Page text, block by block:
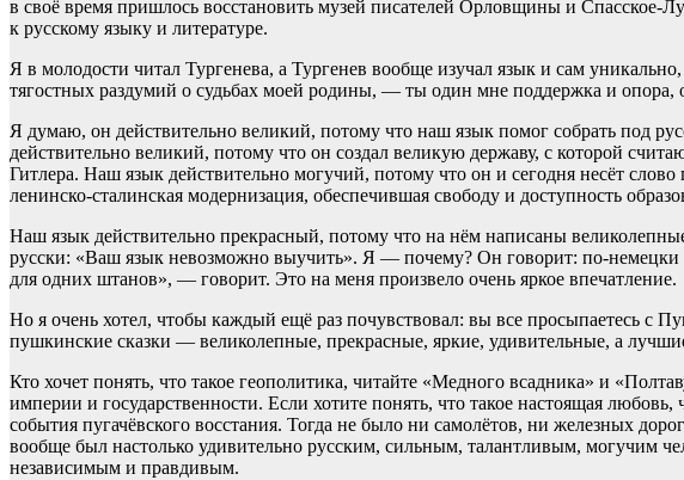
в своё время пришлось восстановить музей писателей Орловщины и
к русскому языку и литературе.
Я в молодости читал Тургенева, а Тургенев вообще изучал язык и сам
тягостных раздумий о судьбах моей родины, — ты один мне поддержка и
Я думаю, он действительно великий, потому что наш язык помог собрать под
действительно великий, потому что он создал великую державу, с которой
Гитлера. Наш язык действительно могучий, потому что он и сегодня несёт
ленинско-сталинская модернизация, обеспечившая свободу и доступность
Наш язык действительно прекрасный, потому что на нём написаны
русски: «Ваш язык невозможно выучить». Я — почему? Он говорит: по-
для одних штанов», — говорит. Это на меня произвело очень яркое впечатление.
Но я очень хотел, чтобы каждый ещё раз почувствовал: вы все просыпаетесь
пушкинские сказки — великолепные, прекрасные, яркие, удивительные, а
Кто хочет понять, что такое геополитика, читайте «Медного всадника» и
империи и государственности. Если хотите понять, что такое настоящая
события пугачёвского восстания. Тогда не было ни самолётов, ни железных
вообще был настолько удивительно русским, сильным, талантливым, могучим
независимым и правдивым.